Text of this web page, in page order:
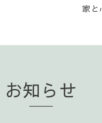
家と
お知らせ